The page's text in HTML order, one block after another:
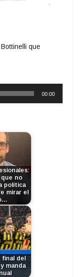
que
00:00
no
política
mirar el
final del
manda